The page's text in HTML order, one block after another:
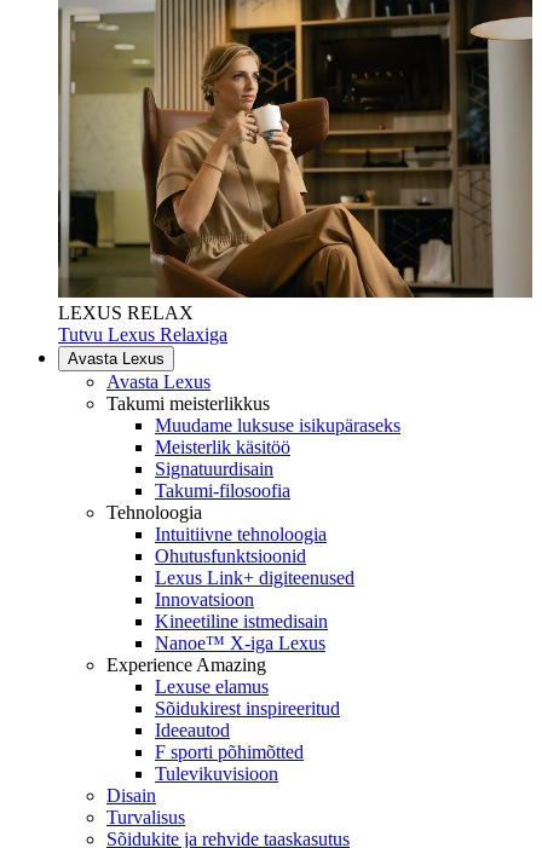
LEXUS RELAX
Tutvu Lexus Relaxiga
Avasta Lexus
Avasta Lexus
Takumi meisterlikkus
Muudame luksuse isikupäraseks
Meisterlik käsitöö
Signatuurdisain
Takumi-filosoofia
Tehnoloogia
Intuitiivne tehnoloogia
Ohutusfunktsioonid
Lexus Link+ digiteenused
Innovatsioon
Kineetiline istmedisain
Nanoe™ X-iga Lexus
Experience Amazing
Lexuse elamus
Sõidukirest inspireeritud
Ideeautod
F sporti põhimõtted
Tulevikuvisioon
Disain
Turvalisus
Sõidukite ja rehvide taaskasutus